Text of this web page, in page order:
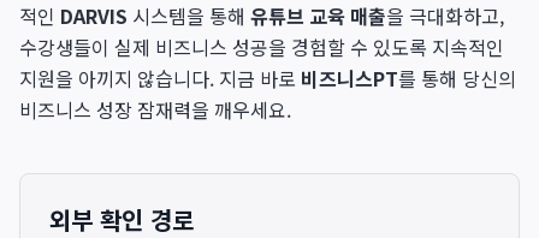
적인 DARVIS 시스템을 통해 유튜브 교육 매출을 극대화하고,
수강생들이 실제 비즈니스 성공을 경험할 수 있도록 지속적인
지원을 아끼지 않습니다. 지금 바로 비즈니스PT를 통해 당신의
비즈니스 성장 잠재력을 깨우세요.
외부 확인 경로